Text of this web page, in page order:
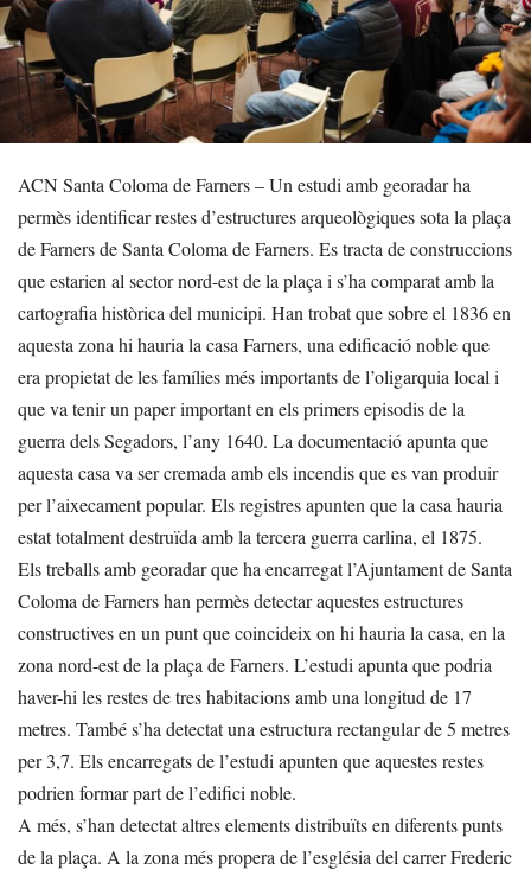
ACN Santa Coloma de Farners – Un estudi amb georadar ha
permès identificar restes d’estructures arqueològiques sota la plaça
de Farners de Santa Coloma de Farners. Es tracta de construccions
que estarien al sector nord-est de la plaça i s’ha comparat amb la
cartografia històrica del municipi. Han trobat que sobre el 1836 en
aquesta zona hi hauria la casa Farners, una edificació noble que
era propietat de les famílies més importants de l’oligarquia local i
que va tenir un paper important en els primers episodis de la
guerra dels Segadors, l’any 1640. La documentació apunta que
aquesta casa va ser cremada amb els incendis que es van produir
per l’aixecament popular. Els registres apunten que la casa hauria
estat totalment destruïda amb la tercera guerra carlina, el 1875.
Els treballs amb georadar que ha encarregat l’Ajuntament de Santa
Coloma de Farners han permès detectar aquestes estructures
constructives en un punt que coincideix on hi hauria la casa, en la
zona nord-est de la plaça de Farners. L’estudi apunta que podria
haver-hi les restes de tres habitacions amb una longitud de 17
metres. També s’ha detectat una estructura rectangular de 5 metres
per 3,7. Els encarregats de l’estudi apunten que aquestes restes
podrien formar part de l’edifici noble.
A més, s’han detectat altres elements distribuïts en diferents punts
de la plaça. A la zona més propera de l’església del carrer Frederic